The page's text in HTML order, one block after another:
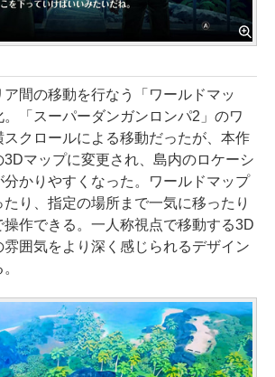
間の移動を行なう「ワールドマッ
「スーパーダンガンロンパ2」のワ
クロールによる移動だったが、本作
マップに変更され、島内のロケーシ
分かりやすくなった。ワールドマップ
り、指定の場所まで一気に移ったり
操作できる。一人称視点で移動する3D
囲気をより深く感じられるデザイン